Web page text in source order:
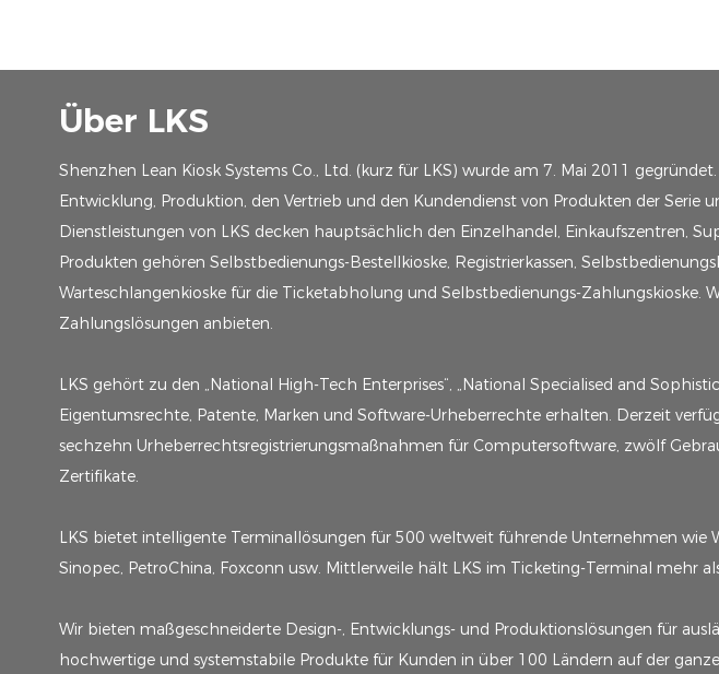
Über LKS
Shenzhen Lean Kiosk Systems Co., Ltd. (kurz für LKS) wurde am 7. Mai 2011
Entwicklung, Produktion, den Vertrieb und den Kundendienst von Produkten der
Dienstleistungen von LKS decken hauptsächlich den Einzelhandel, Einkaufszentren,
Produkten gehören Selbstbedienungs-Bestellkioske, Registrierkassen,
Warteschlangenkioske für die Ticketabholung und Selbstbedienungs-Zahlungskioske.
Zahlungslösungen anbieten.
LKS gehört zu den „National High-Tech Enterprises“, „National Specialised and
Eigentumsrechte, Patente, Marken und Software-Urheberrechte erhalten. Derzeit
sechzehn Urheberrechtsregistrierungsmaßnahmen für Computersoftware, zwölf
Zertifikate.
LKS bietet intelligente Terminallösungen für 500 weltweit führende Unternehmen wie
Sinopec, PetroChina, Foxconn usw. Mittlerweile hält LKS im Ticketing-Terminal mehr
Wir bieten maßgeschneiderte Design-, Entwicklungs- und Produktionslösungen für
hochwertige und systemstabile Produkte für Kunden in über 100 Ländern auf der